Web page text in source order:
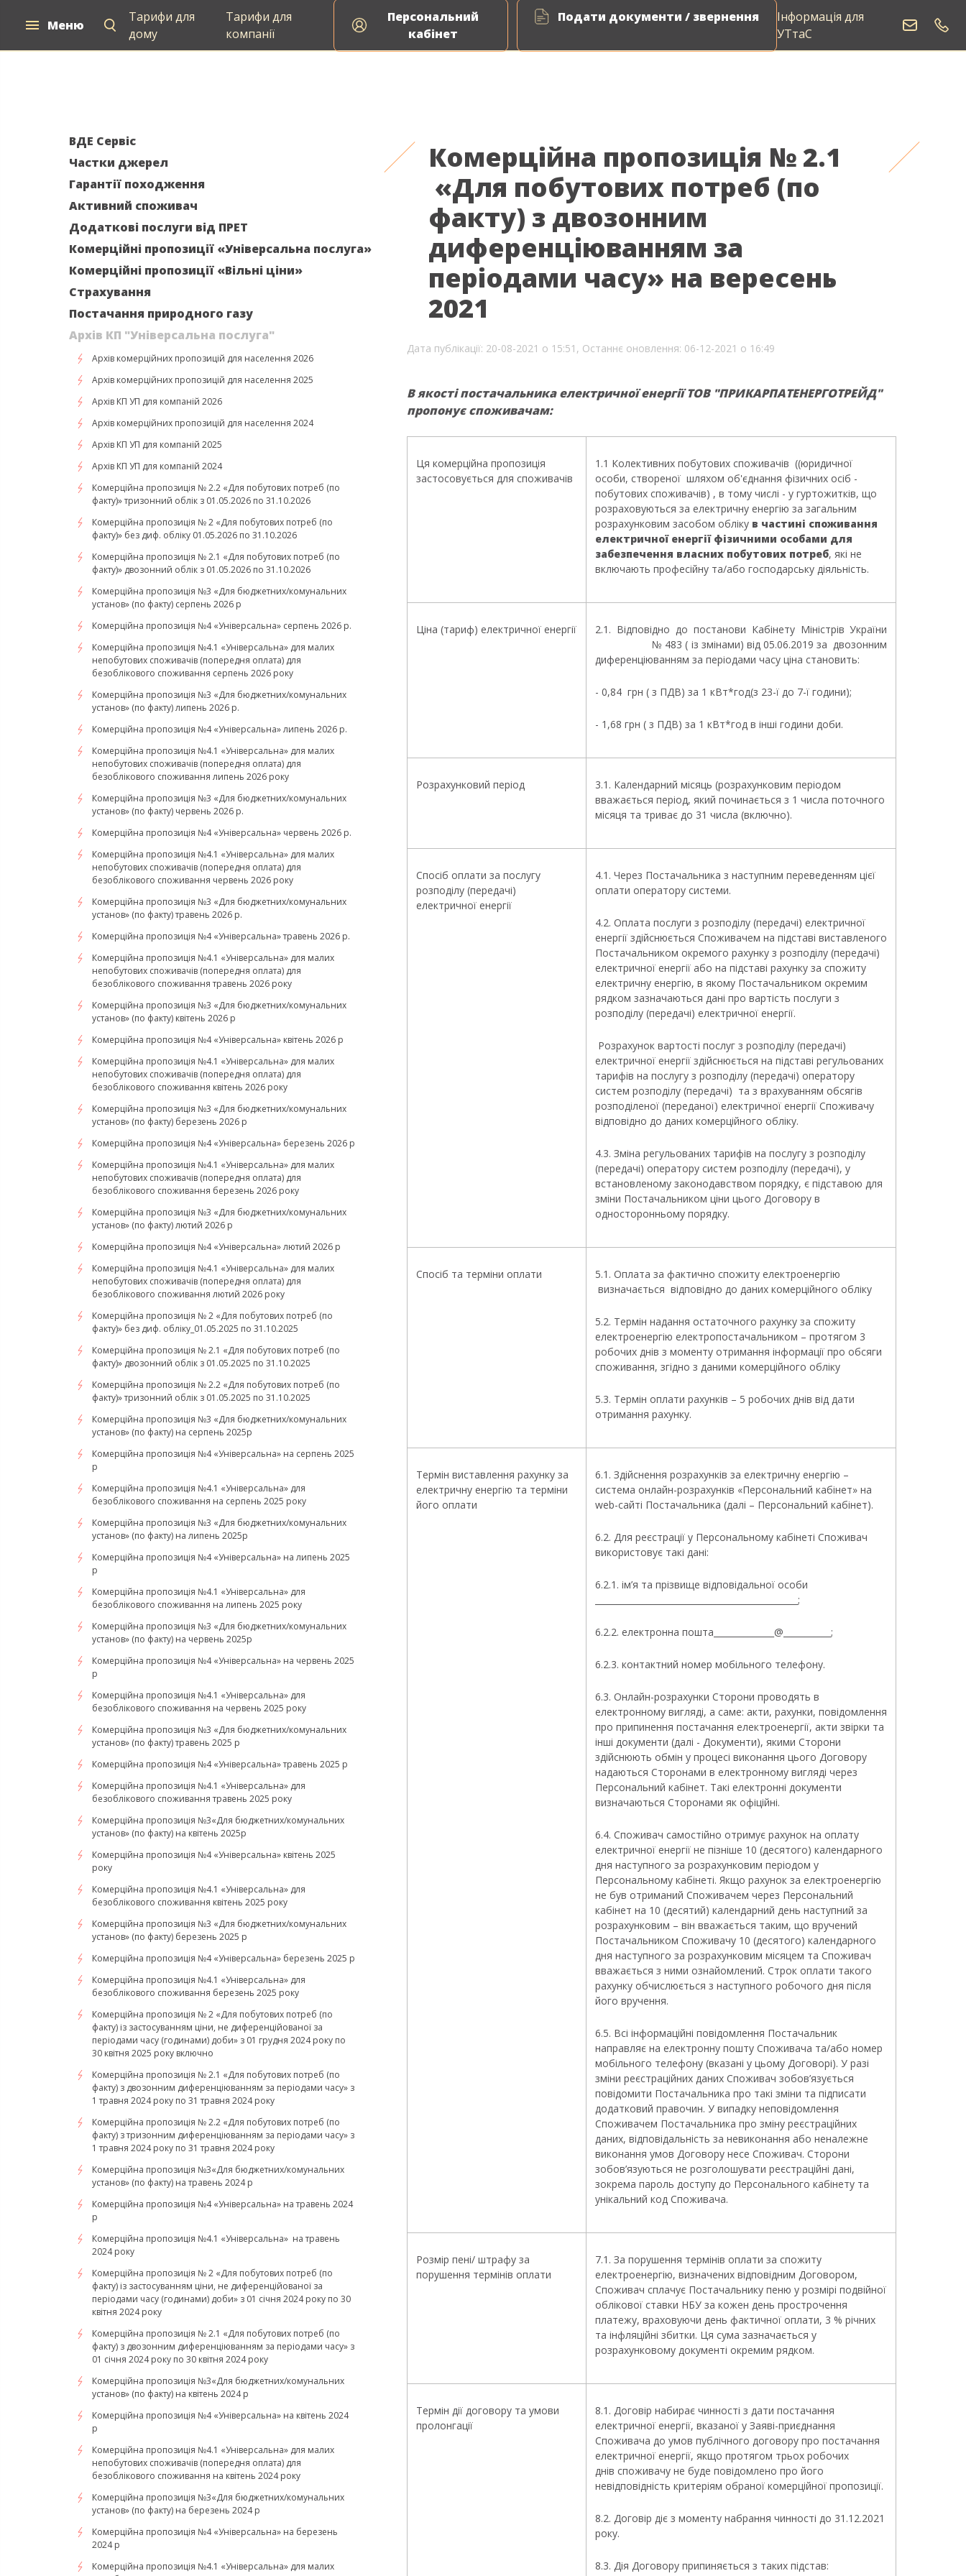
Меню
Тарифи для
дому
Тарифи для
компанії
Персональний
кабінет
Подати документи / звернення
Інформація для
УТтаС
Для дому Для компаній Постачання природного газу Енергоаудит ВДЕ Сервіс Виклик електрика
ВДЕ Сервіс
Частки джерел
Гарантії походження
Активний споживач
Додаткові послуги від ПРЕТ
Комерційні пропозиції «Універсальна послуга»
Комерційні пропозиції «Вільні ціни»
Страхування
Постачання природного газу
Архів КП "Універсальна послуга"
Архів комерційних пропозицій для населення 2026
Архів комерційних пропозицій для населення 2025
Архів КП УП для компаній 2026
Архів комерційних пропозицій для населення 2024
Архів КП УП для компаній 2025
Архів КП УП для компаній 2024
Комерційна пропозиція № 2.2 «Для побутових потреб (по
факту)» тризонний облік з 01.05.2026 по 31.10.2026
Комерційна пропозиція № 2 «Для побутових потреб (по
факту)» без диф. обліку 01.05.2026 по 31.10.2026
Комерційна пропозиція № 2.1 «Для побутових потреб (по
факту)» двозонний облік з 01.05.2026 по 31.10.2026
Комерційна пропозиція №3 «Для бюджетних/комунальних
установ» (по факту) серпень 2026 р
Комерційна пропозиція №4 «Універсальна» серпень 2026 р.
Комерційна пропозиція №4.1 «Універсальна» для малих
непобутових споживачів (попередня оплата) для
безоблікового споживання серпень 2026 року
Комерційна пропозиція №3 «Для бюджетних/комунальних
установ» (по факту) липень 2026 р.
Комерційна пропозиція №4 «Універсальна» липень 2026 р.
Комерційна пропозиція №4.1 «Універсальна» для малих
непобутових споживачів (попередня оплата) для
безоблікового споживання липень 2026 року
Комерційна пропозиція №3 «Для бюджетних/комунальних
установ» (по факту) червень 2026 р.
Комерційна пропозиція №4 «Універсальна» червень 2026 р.
Комерційна пропозиція №4.1 «Універсальна» для малих
непобутових споживачів (попередня оплата) для
безоблікового споживання червень 2026 року
Комерційна пропозиція №3 «Для бюджетних/комунальних
установ» (по факту) травень 2026 р.
Комерційна пропозиція №4 «Універсальна» травень 2026 р.
Комерційна пропозиція №4.1 «Універсальна» для малих
непобутових споживачів (попередня оплата) для
безоблікового споживання травень 2026 року
Комерційна пропозиція №3 «Для бюджетних/комунальних
установ» (по факту) квітень 2026 р
Комерційна пропозиція №4 «Універсальна» квітень 2026 р
Комерційна пропозиція №4.1 «Універсальна» для малих
непобутових споживачів (попередня оплата) для
безоблікового споживання квітень 2026 року
Комерційна пропозиція №3 «Для бюджетних/комунальних
установ» (по факту) березень 2026 р
Комерційна пропозиція №4 «Універсальна» березень 2026 р
Комерційна пропозиція №4.1 «Універсальна» для малих
непобутових споживачів (попередня оплата) для
безоблікового споживання березень 2026 року
Комерційна пропозиція №3 «Для бюджетних/комунальних
установ» (по факту) лютий 2026 р
Комерційна пропозиція №4 «Універсальна» лютий 2026 р
Комерційна пропозиція №4.1 «Універсальна» для малих
непобутових споживачів (попередня оплата) для
безоблікового споживання лютий 2026 року
Комерційна пропозиція № 2 «Для побутових потреб (по
факту)» без диф. обліку_01.05.2025 по 31.10.2025
Комерційна пропозиція № 2.1 «Для побутових потреб (по
факту)» двозонний облік з 01.05.2025 по 31.10.2025
Комерційна пропозиція № 2.2 «Для побутових потреб (по
факту)» тризонний облік з 01.05.2025 по 31.10.2025
Комерційна пропозиція №3 «Для бюджетних/комунальних
установ» (по факту) на серпень 2025р
Комерційна пропозиція №4 «Універсальна» на серпень 2025
р
Комерційна пропозиція №4.1 «Універсальна» для
безоблікового споживання на серпень 2025 року
Комерційна пропозиція №3 «Для бюджетних/комунальних
установ» (по факту) на липень 2025р
Комерційна пропозиція №4 «Універсальна» на липень 2025
р
Комерційна пропозиція №4.1 «Універсальна» для
безоблікового споживання на липень 2025 року
Комерційна пропозиція №3 «Для бюджетних/комунальних
установ» (по факту) на червень 2025р
Комерційна пропозиція №4 «Універсальна» на червень 2025
р
Комерційна пропозиція №4.1 «Універсальна» для
безоблікового споживання на червень 2025 року
Комерційна пропозиція №3 «Для бюджетних/комунальних
установ» (по факту) травень 2025 р
Комерційна пропозиція №4 «Універсальна» травень 2025 р
Комерційна пропозиція №4.1 «Універсальна» для
безоблікового споживання травень 2025 року
Комерційна пропозиція №3«Для бюджетних/комунальних
установ» (по факту) на квітень 2025р
Комерційна пропозиція №4 «Універсальна» квітень 2025
року
Комерційна пропозиція №4.1 «Універсальна» для
безоблікового споживання квітень 2025 року
Комерційна пропозиція №3 «Для бюджетних/комунальних
установ» (по факту) березень 2025 р
Комерційна пропозиція №4 «Універсальна» березень 2025 р
Комерційна пропозиція №4.1 «Універсальна» для
безоблікового споживання березень 2025 року
Комерційна пропозиція № 2 «Для побутових потреб (по
факту) із застосуванням ціни, не диференційованої за
періодами часу (годинами) доби» з 01 грудня 2024 року по
30 квітня 2025 року включно
Комерційна пропозиція № 2.1 «Для побутових потреб (по
факту) з двозонним диференціюванням за періодами часу» з
1 травня 2024 року по 31 травня 2024 року
Комерційна пропозиція № 2.2 «Для побутових потреб (по
факту) з тризонним диференціюванням за періодами часу» з
1 травня 2024 року по 31 травня 2024 року
Комерційна пропозиція №3«Для бюджетних/комунальних
установ» (по факту) на травень 2024 р
Комерційна пропозиція №4 «Універсальна» на травень 2024
р
Комерційна пропозиція №4.1 «Універсальна» на травень
2024 року
Комерційна пропозиція № 2 «Для побутових потреб (по
факту) із застосуванням ціни, не диференційованої за
періодами часу (годинами) доби» з 01 січня 2024 року по 30
квітня 2024 року
Комерційна пропозиція № 2.1 «Для побутових потреб (по
факту) з двозонним диференціюванням за періодами часу» з
01 січня 2024 року по 30 квітня 2024 року
Комерційна пропозиція №3«Для бюджетних/комунальних
установ» (по факту) на квітень 2024 р
Комерційна пропозиція №4 «Універсальна» на квітень 2024
р
Комерційна пропозиція №4.1 «Універсальна» для малих
непобутових споживачів (попередня оплата) для
безоблікового споживання на квітень 2024 року
Комерційна пропозиція №3«Для бюджетних/комунальних
установ» (по факту) на березень 2024 р
Комерційна пропозиція №4 «Універсальна» на березень
2024 р
Комерційна пропозиція №4.1 «Універсальна» для малих
Комерційна пропозиція № 2.1
«Для побутових потреб (по
факту) з двозонним
диференціюванням за
періодами часу» на вересень
2021
Дата публікації: 20-08-2021 о 15:51, Останнє оновлення: 06-12-2021 о 16:49
В якості постачальника електричної енергії ТОВ "ПРИКАРПАТЕНЕРГОТРЕЙД"
пропонує споживачам:
Ця комерційна пропозиція
застосовується для споживачів
1.1 Колективних побутових споживачів ((юридичної
особи, створеної шляхом об'єднання фізичних осіб -
побутових споживачів) , в тому числі - у гуртожитків, що
розраховуються за електричну енергію за загальним
розрахунковим засобом обліку в частині споживання
електричної енергії фізичними особами для
забезпечення власних побутових потреб, які не
включають професійну та/або господарську діяльність.
Ціна (тариф) електричної енергії
2.1. Відповідно до постанови Кабінету Міністрів України
№ 483 ( із змінами) від 05.06.2019 за двозонним
диференціюванням за періодами часу ціна становить:
- 0,84 грн ( з ПДВ) за 1 кВт*год(з 23-ї до 7-ї години);
- 1,68 грн ( з ПДВ) за 1 кВт*год в інші години доби.
Розрахунковий період
3.1. Календарний місяць (розрахунковим періодом
вважається період, який починається з 1 числа поточного
місяця та триває до 31 числа (включно).
Спосіб оплати за послугу
розподілу (передачі)
електричної енергії
4.1. Через Постачальника з наступним переведенням цієї
оплати оператору системи.
4.2. Оплата послуги з розподілу (передачі) електричної
енергії здійснюється Споживачем на підставі виставленого
Постачальником окремого рахунку з розподілу (передачі)
електричної енергії або на підставі рахунку за спожиту
електричну енергію, в якому Постачальником окремим
рядком зазначаються дані про вартість послуги з
розподілу (передачі) електричної енергії.
Розрахунок вартості послуг з розподілу (передачі)
електричної енергії здійснюється на підставі регульованих
тарифів на послугу з розподілу (передачі) оператору
систем розподілу (передачі) та з врахуванням обсягів
розподіленої (переданої) електричної енергії Споживачу
відповідно до даних комерційного обліку.
4.3. Зміна регульованих тарифів на послугу з розподілу
(передачі) оператору систем розподілу (передачі), у
встановленому законодавством порядку, є підставою для
зміни Постачальником ціни цього Договору в
односторонньому порядку.
Спосіб та терміни оплати
5.1. Оплата за фактично спожиту електроенергію
визначається відповідно до даних комерційного обліку
5.2. Термін надання остаточного рахунку за спожиту
електроенергію електропостачальником – протягом 3
робочих днів з моменту отримання інформації про обсяги
споживання, згідно з даними комерційного обліку
5.3. Термін оплати рахунків – 5 робочих днів від дати
отримання рахунку.
Термін виставлення рахунку за
електричну енергію та терміни
його оплати
6.1. Здійснення розрахунків за електричну енергію –
система онлайн-розрахунків «Персональний кабінет» на
web-сайті Постачальника (далі – Персональний кабінет).
6.2. Для реєстрації у Персональному кабінеті Споживач
використовує такі дані:
6.2.1. ім’я та прізвище відповідальної особи
_______________________________________________;
6.2.2. електронна пошта______________@___________;
6.2.3. контактний номер мобільного телефону.
6.3. Онлайн-розрахунки Сторони проводять в
електронному вигляді, а саме: акти, рахунки, повідомлення
про припинення постачання електроенергії, акти звірки та
інші документи (далі - Документи), якими Сторони
здійснюють обмін у процесі виконання цього Договору
надаються Сторонами в електронному вигляді через
Персональний кабінет. Такі електронні документи
визначаються Сторонами як офіційні.
6.4. Споживач самостійно отримує рахунок на оплату
електричної енергії не пізніше 10 (десятого) календарного
дня наступного за розрахунковим періодом у
Персональному кабінеті. Якщо рахунок за електроенергію
не був отриманий Споживачем через Персональний
кабінет на 10 (десятий) календарний день наступний за
розрахунковим – він вважається таким, що вручений
Постачальником Споживачу 10 (десятого) календарного
дня наступного за розрахунковим місяцем та Споживач
вважається з ними ознайомлений. Строк оплати такого
рахунку обчислюється з наступного робочого дня після
його вручення.
6.5. Всі інформаційні повідомлення Постачальник
направляє на електронну пошту Споживача та/або номер
мобільного телефону (вказані у цьому Договорі). У разі
зміни реєстраційних даних Споживач зобов’язується
повідомити Постачальника про такі зміни та підписати
додатковий правочин. У випадку неповідомлення
Споживачем Постачальника про зміну реєстраційних
даних, відповідальність за невиконання або неналежне
виконання умов Договору несе Споживач. Сторони
зобов’язуються не розголошувати реєстраційні дані,
зокрема пароль доступу до Персонального кабінету та
унікальний код Споживача.
Розмір пені/ штрафу за
порушення термінів оплати
7.1. За порушення термінів оплати за спожиту
електроенергію, визначених відповідним Договором,
Споживач сплачує Постачальнику пеню у розмірі подвійної
облікової ставки НБУ за кожен день прострочення
платежу, враховуючи день фактичної оплати, 3 % річних
та інфляційні збитки. Ця сума зазначається у
розрахунковому документі окремим рядком.
Термін дії договору та умови
пролонгації
8.1. Договір набирає чинності з дати постачання
електричної енергії, вказаної у Заяві-приєднання
Споживача до умов публічного договору про постачання
електричної енергії, якщо протягом трьох робочих
днів споживачу не буде повідомлено про його
невідповідність критеріям обраної комерційної пропозиції.
8.2. Договір діє з моменту набрання чинності до 31.12.2021
року.
8.3. Дія Договору припиняється з таких підстав: